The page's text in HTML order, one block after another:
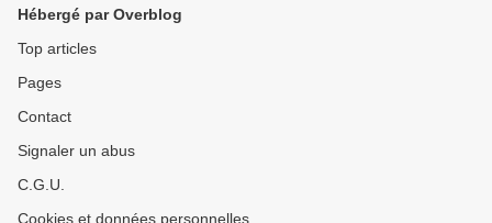
Hébergé par Overblog
Top articles
Pages
Contact
Signaler un abus
C.G.U.
Cookies et données personnelles